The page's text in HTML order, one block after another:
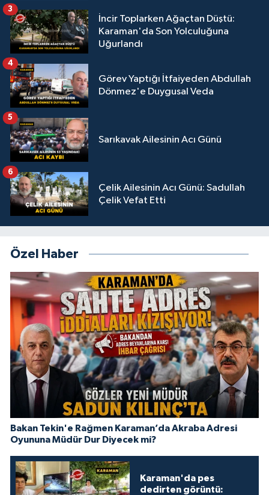
İncir Toplarken Ağaçtan Düştü:
Karaman'da Son Yolculuğuna
Uğurlandı
3
Görev Yaptığı İtfaiyeden Abdullah
Dönmez'e Duygusal Veda
4
Sarıkavak Ailesinin Acı Günü
5
Çelik Ailesinin Acı Günü: Sadullah
Çelik Vefat Etti
6
Özel Haber
Bakan Tekin'e Rağmen Karaman’da Akraba Adresi
Oyununa Müdür Dur Diyecek mi?
Karaman'da pes
dedirten görüntü: